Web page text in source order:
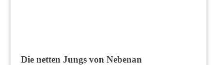
Die netten Jungs von Nebenan